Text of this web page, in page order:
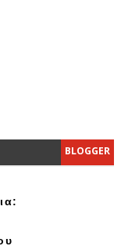
BLOGGER